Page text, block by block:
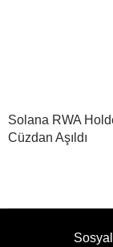
Solana RWA
Cüzdan Aşıldı